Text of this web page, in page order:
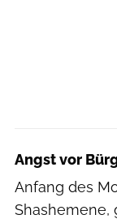
Angst vor
Anfang des
Shashemene,